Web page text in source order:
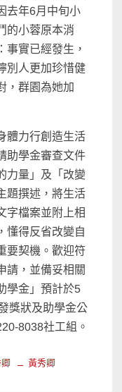
去年6月中旬小
的小蓉原本消
事實已經發生，
別人更加珍惜健
，群園為她加
體力行創造生活
助學金審查文件
力量」及「改變
題撰述，將生活
字檔案並附上相
懂得反省改變自
要契機。歡迎符
請，並備妥相關
學金」預計於5
獎狀及助學金公
8038社工組。
黃秀卿